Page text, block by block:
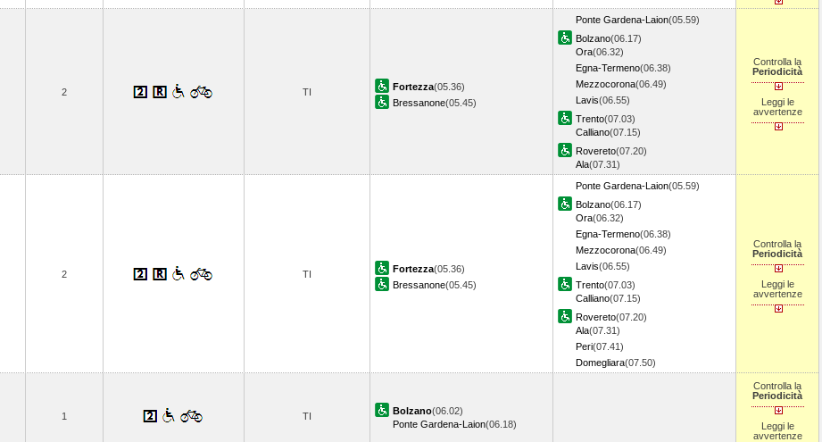
2 TI Fortezza(05.36)
Bressanone(05.45)
Ponte Gardena-Laion(05.59)
Bolzano(06.17)
Ora(06.32)
Egna-Termeno(06.38)
Mezzocorona(06.49)
Lavis(06.55)
Trento(07.03)
Calliano(07.15)
Rovereto(07.20)
Ala(07.31)
Controlla la
Periodicità
Leggi le
avvertenze
2 TI Fortezza(05.36)
Bressanone(05.45)
Ponte Gardena-Laion(05.59)
Bolzano(06.17)
Ora(06.32)
Egna-Termeno(06.38)
Mezzocorona(06.49)
Lavis(06.55)
Trento(07.03)
Calliano(07.15)
Rovereto(07.20)
Ala(07.31)
Peri(07.41)
Domegliara(07.50)
Controlla la
Periodicità
Leggi le
avvertenze
1 TI Bolzano(06.02)
Ponte Gardena-Laion(06.18)
Controlla la
Periodicità
Leggi le
avvertenze